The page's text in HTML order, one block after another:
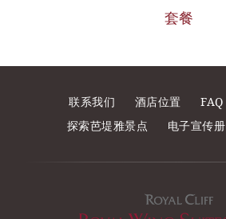
套餐
联系我们 酒店位置 FAQ
探索芭堤雅景点
电子宣传册